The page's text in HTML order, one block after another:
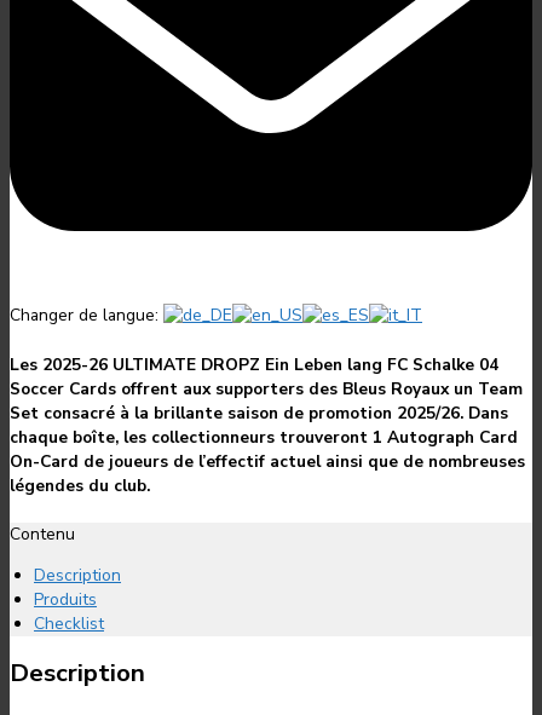
Changer de langue:
Les 2025-26 ULTIMATE DROPZ Ein Leben lang FC Schalke 04
Soccer Cards offrent aux supporters des Bleus Royaux un Team
Set consacré à la brillante saison de promotion 2025/26. Dans
chaque boîte, les collectionneurs trouveront 1 Autograph Card
On-Card de joueurs de l’effectif actuel ainsi que de nombreuses
légendes du club.
Contenu
Description
Produits
Checklist
Description